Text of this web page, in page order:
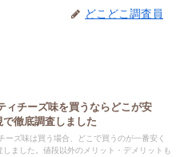
どこどこ調査員
ィチーズ味を買うならどこが安
徹底調査しました
ーズ味は買う場合、どこで買うのが一番安く
しました。値段以外のメリット・デメリットも